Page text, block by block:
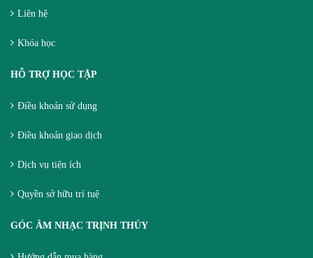
Liên hệ
Khóa học
HỖ TRỢ HỌC TẬP
Điều khoản sử dụng
Điều khoản giao dịch
Dịch vụ tiện ích
Quyền sở hữu trí tuệ
GÓC ÂM NHẠC TRỊNH THỦY